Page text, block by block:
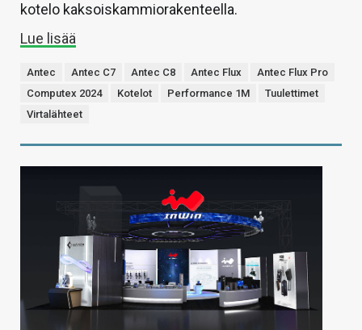
kotelo kaksoiskammiorakenteella.
Lue lisää
Antec Antec C7 Antec C8 Antec Flux
Antec Flux Pro
Computex 2024
Kotelot Performance 1M
Tuulettimet
Virtalähteet